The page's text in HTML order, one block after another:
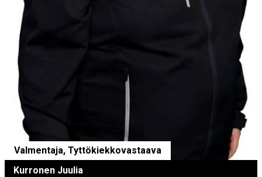
Valmentaja, Tyttökiekkovastaava
Kurronen Juulia